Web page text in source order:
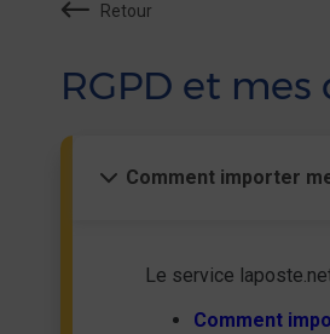
Retour
RGPD et
Comment importer
Le service
Comment